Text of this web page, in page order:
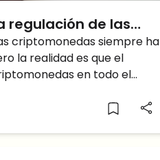
regulación de las
criptomonedas siempre ha
la realidad es que el
en todo el